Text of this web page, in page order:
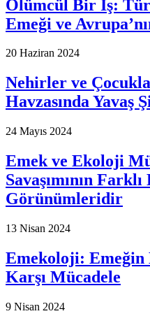
Ölümcül Bir İş:
Emeği ve
20 Haziran 2024
Nehirler ve
Havzasında Yavaş
24 Mayıs 2024
Emek ve Ekoloji
Savaşımının
Görünümleridir
13 Nisan 2024
Emekoloji: Emeğin
Karşı Mücadele
9 Nisan 2024